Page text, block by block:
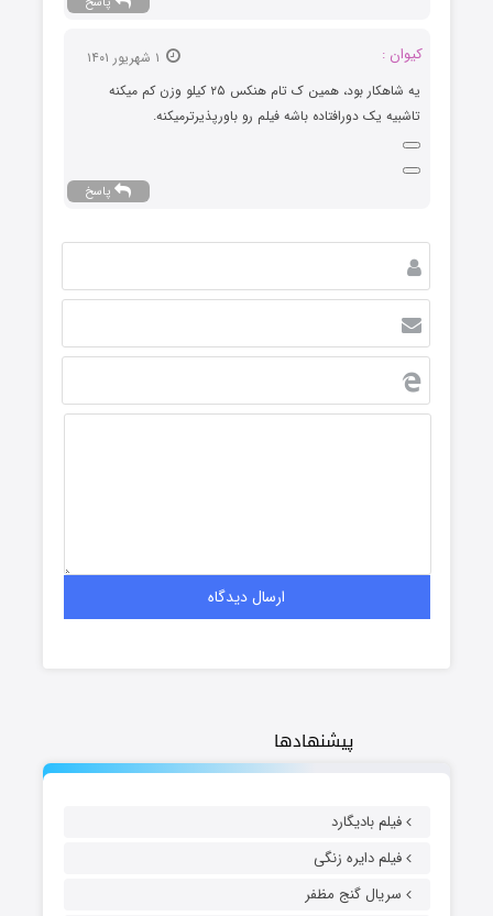
پیشنهادها
فیلم بادیگارد
فیلم دایره زنگی
سریال گنج مظفر
کیوان :
یه شاهکار بود، همین ک تام هنکس ۲۵ کیلو وزن کم میکنه
تاشبیه یک دورافتاده باشه فیلم رو باورپذیرترمیکنه.
پاسخ